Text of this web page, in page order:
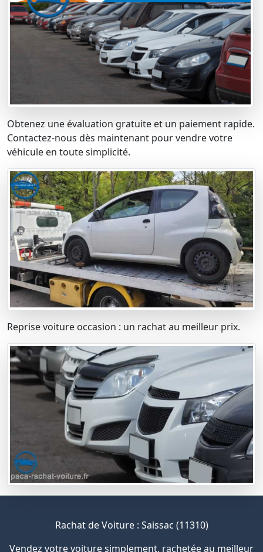
Obtenez une évaluation gratuite et un paiement rapide.
Contactez-nous dès maintenant pour vendre votre
véhicule en toute simplicité.
Reprise voiture occasion : un rachat au meilleur prix.
Rachat de Voiture : Saissac (11310)
Vendez votre voiture simplement, rachetée au meilleur